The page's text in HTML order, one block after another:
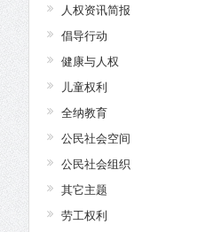
人权资讯简报
倡导行动
健康与人权
儿童权利
全纳教育
公民社会空间
公民社会组织
其它主题
劳工权利